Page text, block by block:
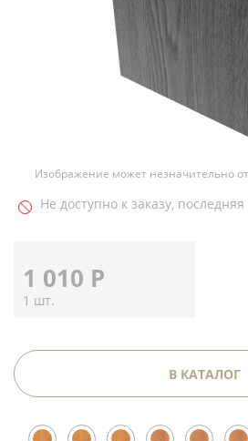
Изображение может незначительно
Не доступно к заказу,
1 010 Р
1 шт.
В КАТАЛОГ